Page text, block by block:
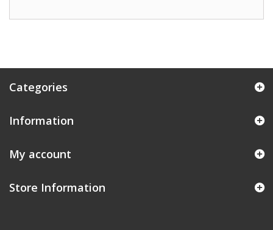
Categories
Information
My account
Store Information